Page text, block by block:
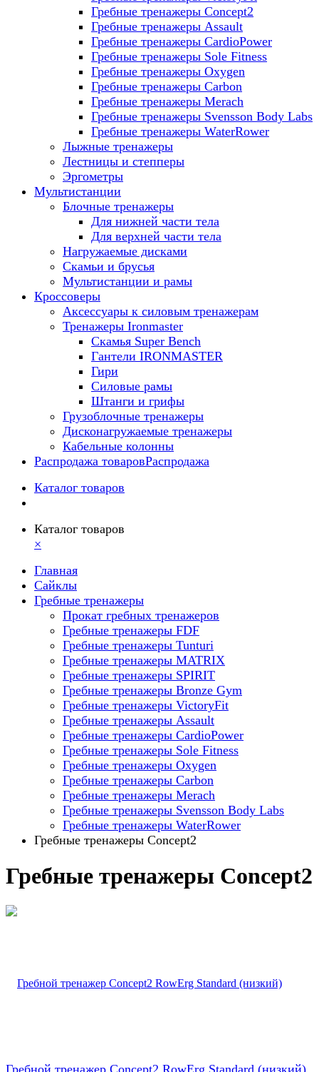
Гребные тренажеры Concept2
Гребные тренажеры Assault
Гребные тренажеры CardioPower
Гребные тренажеры Sole Fitness
Гребные тренажеры Oxygen
Гребные тренажеры Carbon
Гребные тренажеры Merach
Гребные тренажеры Svensson Body Labs
Гребные тренажеры WaterRower
Лыжные тренажеры
Лестницы и степперы
Эргометры
Мультистанции
Блочные тренажеры
Для нижней части тела
Для верхней части тела
Нагружаемые дисками
Скамьи и брусья
Мультистанции и рамы
Кроссоверы
Аксессуары к силовым тренажерам
Тренажеры Ironmaster
Скамья Super Bench
Гантели IRONMASTER
Гири
Силовые рамы
Штанги и грифы
Грузоблочные тренажеры
Дисконагружаемые тренажеры
Кабельные колонны
Распродажа товаровРаспродажа
Каталог товаров
Каталог товаров
×
Главная
Сайклы
Гребные тренажеры
Прокат гребных тренажеров
Гребные тренажеры FDF
Гребные тренажеры Tunturi
Гребные тренажеры MATRIX
Гребные тренажеры SPIRIT
Гребные тренажеры Bronze Gym
Гребные тренажеры VictoryFit
Гребные тренажеры Assault
Гребные тренажеры CardioPower
Гребные тренажеры Sole Fitness
Гребные тренажеры Oxygen
Гребные тренажеры Carbon
Гребные тренажеры Merach
Гребные тренажеры Svensson Body Labs
Гребные тренажеры WaterRower
Гребные тренажеры Concept2
Гребные тренажеры Concept2
Гребной тренажер Concept2 RowErg Standard (низкий)